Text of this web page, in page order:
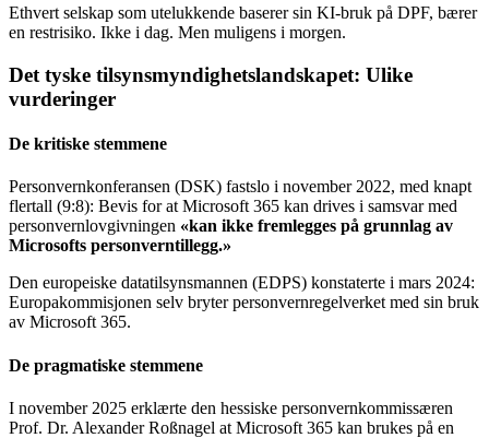
Ethvert selskap som utelukkende baserer sin KI-bruk på DPF, bærer
en restrisiko. Ikke i dag. Men muligens i morgen.
Det tyske tilsynsmyndighetslandskapet: Ulike
vurderinger
De kritiske stemmene
Personvernkonferansen (DSK) fastslo i november 2022, med knapt
flertall (9:8): Bevis for at Microsoft 365 kan drives i samsvar med
personvernlovgivningen «kan ikke fremlegges på grunnlag av
Microsofts personverntillegg.»
Den europeiske datatilsynsmannen (EDPS) konstaterte i mars 2024:
Europakommisjonen selv bryter personvernregelverket med sin bruk
av Microsoft 365.
De pragmatiske stemmene
I november 2025 erklærte den hessiske personvernkommissæren
Prof. Dr. Alexander Roßnagel at Microsoft 365 kan brukes på en